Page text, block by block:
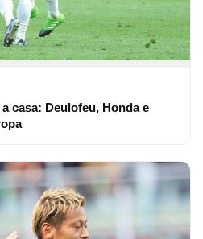
casa: Deulofeu, Honda e